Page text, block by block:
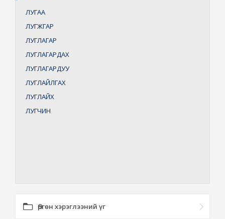
ЛУГАА
ЛУГЖГАР
ЛУГЛАГАР
ЛУГЛАГАРДАХ
ЛУГЛАГАРДУУ
ЛУГЛАЙЛГАХ
ЛУГЛАЙХ
ЛУГЧИН
Өргөн хэрэглээний үг